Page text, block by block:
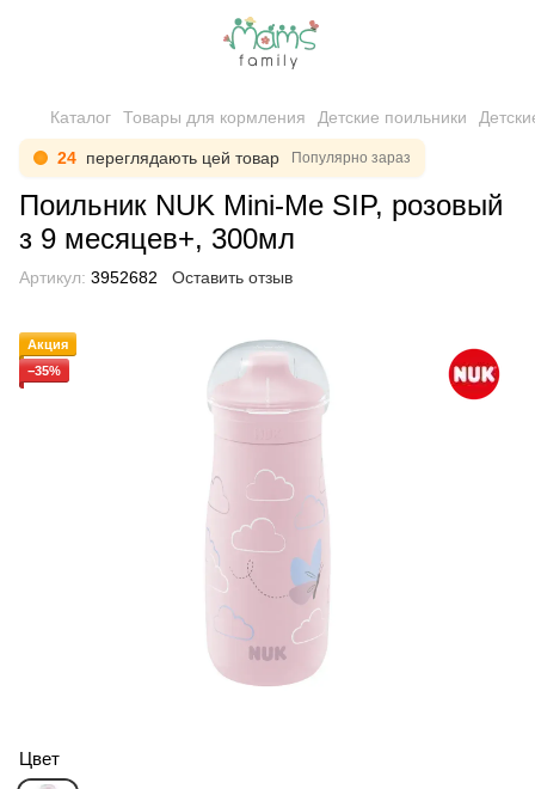
Каталог Товары для кормления Детские поильники
24 переглядають цей товар Популярно зараз
Поильник NUK Mini-Me SIP, розовый
з 9 месяцев+, 300мл
Артикул: 3952682 Оставить отзыв
Акция
−35%
Цвет